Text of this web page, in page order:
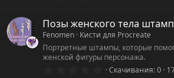
0
з
в
ё
з
Позы женского тела
Fenomen Кисти для Procreate
Портретные штампы, которые
женской фигуры персонажа.
0Скачивания 0